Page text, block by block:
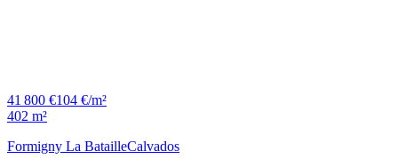
41 800 €104 €/m²
402 m²
Formigny La BatailleCalvados